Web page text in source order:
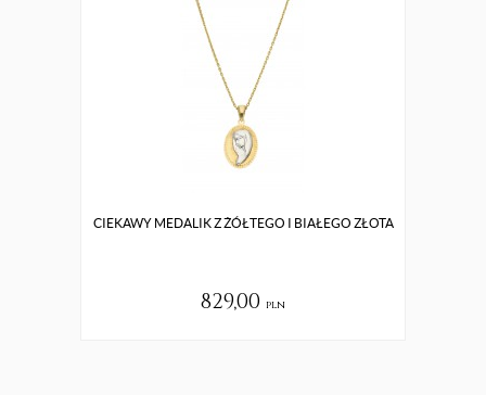
CIEKAWY MEDALIK Z ŻÓŁTEGO I BIAŁEGO ZŁOTA
829,00 pln